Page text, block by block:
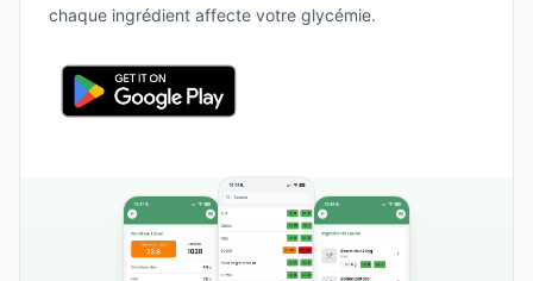
chaque ingrédient affecte votre glycémie.